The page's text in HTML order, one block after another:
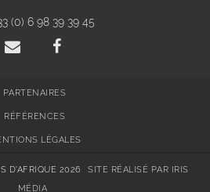
(0) 6 98 39 39 45
PARTENAIRES
RÉFÉRENCES
LÉGALES
D'AFRIQUE 2026
SITE RÉALISÉ PAR IRIS
MÉDIA